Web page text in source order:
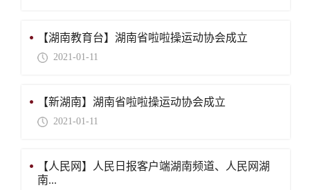
【湖南教育台】湖南省啦啦操运动协会成立
2021-01-11
【新湖南】湖南省啦啦操运动协会成立
2021-01-11
【人民网】人民日报客户端湖南频道、人民网湖
南...